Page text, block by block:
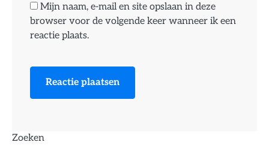
Mijn naam, e-mail en site opslaan in deze
browser voor de volgende keer wanneer ik een
reactie plaats.
Zoeken